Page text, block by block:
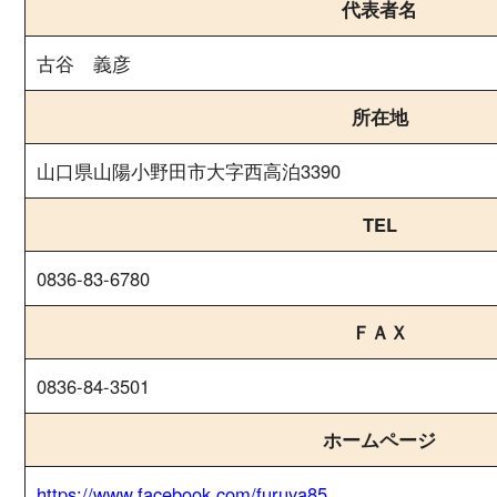
代表者名
古谷 義彦
所在地
山口県山陽小野田市大字西高泊3390
TEL
0836-83-6780
ＦＡＸ
0836-84-3501
ホームページ